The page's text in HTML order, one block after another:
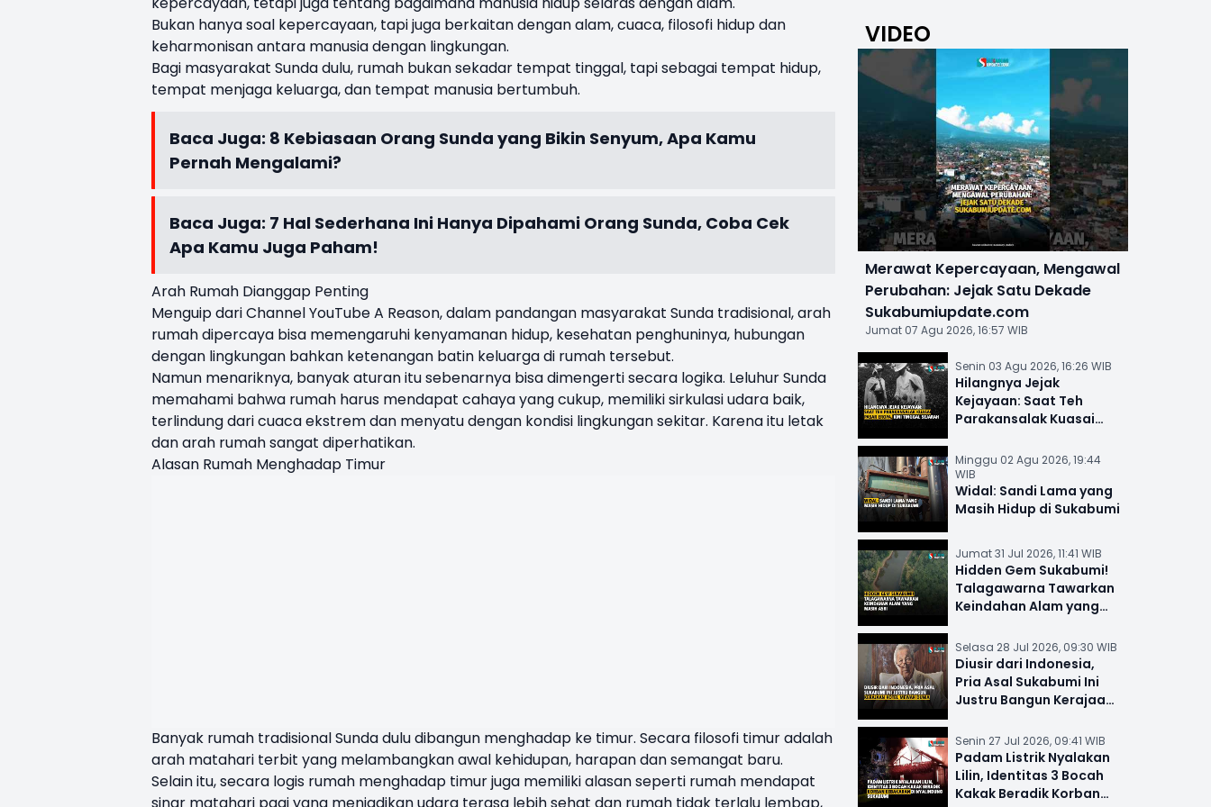
Bukan hanya soal kepercayaan, tapi juga berkaitan dengan alam, cuaca, filosofi hidup dan
keharmonisan antara manusia dengan lingkungan.
Bagi masyarakat Sunda dulu, rumah bukan sekadar tempat tinggal, tapi sebagai tempat hidup,
tempat menjaga keluarga, dan tempat manusia bertumbuh.
Baca Juga: 8 Kebiasaan Orang Sunda yang Bikin Senyum, Apa Kamu
Pernah Mengalami?
Baca Juga: 7 Hal Sederhana Ini Hanya Dipahami Orang Sunda, Coba Cek
Apa Kamu Juga Paham!
Arah Rumah Dianggap Penting
Menguip dari Channel YouTube A Reason, dalam pandangan masyarakat Sunda tradisional, arah
rumah dipercaya bisa memengaruhi kenyamanan hidup, kesehatan penghuninya, hubungan
dengan lingkungan bahkan ketenangan batin keluarga di rumah tersebut.
Namun menariknya, banyak aturan itu sebenarnya bisa dimengerti secara logika. Leluhur Sunda
memahami bahwa rumah harus mendapat cahaya yang cukup, memiliki sirkulasi udara baik,
terlindung dari cuaca ekstrem dan menyatu dengan kondisi lingkungan sekitar. Karena itu letak
dan arah rumah sangat diperhatikan.
Alasan Rumah Menghadap Timur
Banyak rumah tradisional Sunda dulu dibangun menghadap ke timur. Secara filosofi timur adalah
arah matahari terbit yang melambangkan awal kehidupan, harapan dan semangat baru.
Selain itu, secara logis rumah menghadap timur juga memiliki alasan seperti rumah mendapat
VIDEO
Merawat Kepercayaan, Mengawal
Perubahan: Jejak Satu Dekade
Sukabumiupdate.com
Jumat 07 Agu 2026, 16:57 WIB
Senin 03 Agu 2026, 16:26 WIB
Hilangnya Jejak
Kejayaan: Saat Teh
Parakansalak Kuasai
Sejarah
Minggu 02 Agu 2026, 19:44
WIB
Widal: Sandi Lama yang
Masih Hidup di Sukabumi
Jumat 31 Jul 2026, 11:41 WIB
Hidden Gem Sukabumi!
Talagawarna Tawarkan
Keindahan Alam yang
Selasa 28 Jul 2026, 09:30 WIB
Diusir dari Indonesia,
Pria Asal Sukabumi Ini
Justru Bangun Kerajaan
Senin 27 Jul 2026, 09:41 WIB
Padam Listrik Nyalakan
Lilin, Identitas 3 Bocah
Kakak Beradik Korban